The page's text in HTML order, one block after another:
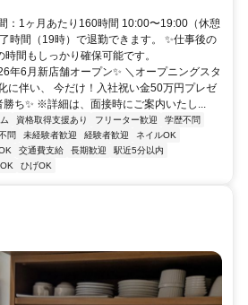
：1ヶ月あたり160時間 10:00〜19:00（休憩
時間（19時）で退勤できます。 ✨仕事後の
間もしっかり確保可能です。
年6月新店舗オープン✨ ＼オープニングスタ
に伴い、 今だけ！入社祝い金50万円プレゼ
勝ち✨ ※詳細は、面接時にご案内いたし...
資格取得支援あり フリーター歓迎
学歴不問
問 未経験者歓迎 経験者歓迎
ネイルOK
交通費支給 長期歓迎
駅近5分以内
ひげOK